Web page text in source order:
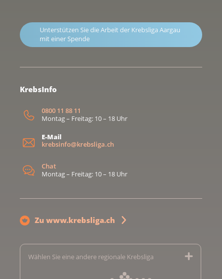
Unterstützen Sie die Arbeit der Krebsliga Aargau
mit einer Spende
KrebsInfo
0800 11 88 11
Montag – Freitag: 10 – 18 Uhr
E-Mail
krebsinfo@krebsliga.ch
Chat
Montag – Freitag: 10 – 18 Uhr
Zu www.krebsliga.ch
Wählen Sie eine andere regionale Krebsliga